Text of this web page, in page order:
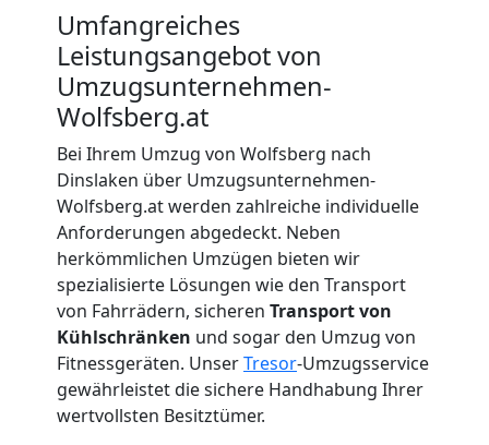
Umfangreiches
Leistungsangebot von
Umzugsunternehmen-
Wolfsberg.at
Bei Ihrem Umzug von Wolfsberg nach
Dinslaken über Umzugsunternehmen-
Wolfsberg.at werden zahlreiche individuelle
Anforderungen abgedeckt. Neben
herkömmlichen Umzügen bieten wir
spezialisierte Lösungen wie den Transport
von Fahrrädern, sicheren Transport von
Kühlschränken und sogar den Umzug von
Fitnessgeräten. UnserTresor-Umzugsservice
gewährleistet die sichere Handhabung Ihrer
wertvollsten Besitztümer.
Beiladung
Wolfsberg
Mini
Umzug
Wolfsberg
Umzug